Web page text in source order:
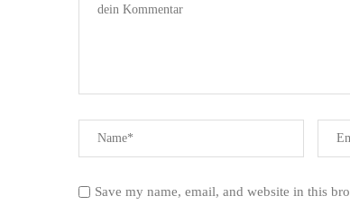
Save my name, email, and website in this